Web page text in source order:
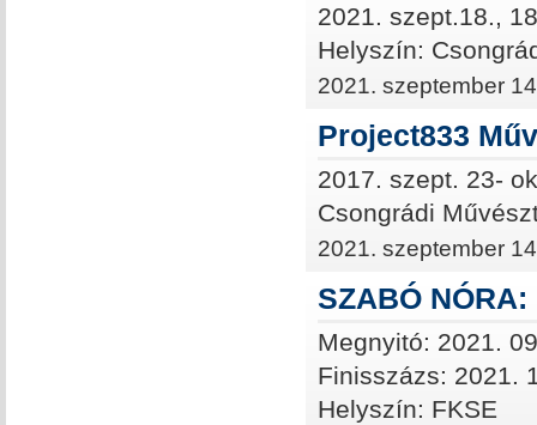
2021. szept.18.,
Helyszín:
2021. szeptember
Project833
2017. szept. 23-
Csongrádi
2021. szeptember
SZABÓ
Megnyitó: 2021.
Finisszázs: 2021.
Helyszín: FKSE